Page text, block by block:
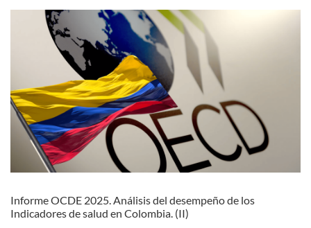
Informe OCDE 2025. Análisis del desempeño de los
Indicadores de salud en Colombia. (II)